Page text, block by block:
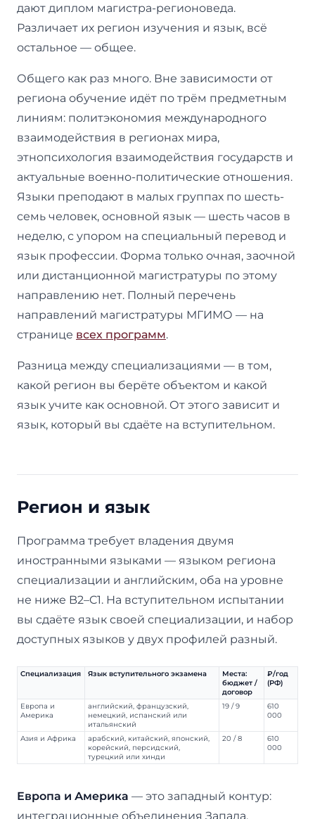
дают диплом магистра-регионоведа.
Различает их регион изучения и язык, всё
остальное — общее.
Общего как раз много. Вне зависимости от
региона обучение идёт по трём предметным
линиям: политэкономия международного
взаимодействия в регионах мира,
этнопсихология взаимодействия государств и
актуальные военно-политические отношения.
Языки преподают в малых группах по шесть-
семь человек, основной язык — шесть часов в
неделю, с упором на специальный перевод и
язык профессии. Форма только очная, заочной
или дистанционной магистратуры по этому
направлению нет. Полный перечень
направлений магистратуры МГИМО — на
странице всех программ.
Разница между специализациями — в том,
какой регион вы берёте объектом и какой
язык учите как основной. От этого зависит и
язык, который вы сдаёте на вступительном.
Регион и язык
Программа требует владения двумя
иностранными языками — языком региона
специализации и английским, оба на уровне
не ниже B2–C1. На вступительном испытании
вы сдаёте язык своей специализации, и набор
доступных языков у двух профилей разный.
Специализация Язык вступительного экзамена
Места:
бюджет /
договор
₽/год
(РФ)
Европа и
Америка
английский, французский,
немецкий, испанский или
итальянский
19 / 9
610
000
Азия и Африка
арабский, китайский, японский,
корейский, персидский,
турецкий или хинди
20 / 8
610
000
Европа и Америка — это западный контур:
интеграционные объединения Запада,